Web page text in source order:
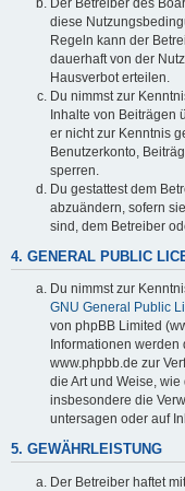
diese
Regeln kann der
dauerhaft von der
Hausverbot erteilen.
Du nimmst zur
Inhalte von Beiträgen
er nicht zur Kenntnis
Benutzerkonto,
sperren.
Du gestattest dem
abzuändern, sofern
sind, dem Betreiber
4. GENERAL PUBLIC
Du nimmst zur
GNU General Public
von phpBB Limited
Informationen
www.phpbb.de zur
die Art und Weise,
insbesondere die
untersagen oder auf
5. GEWÄHRLEISTUNG
Der Betreiber haftet